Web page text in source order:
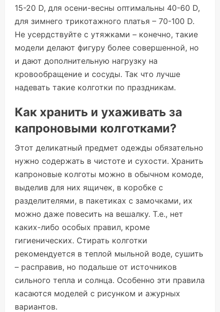
15-20 D, для осени-весны оптимальны 40-60 D,
для зимнего трикотажного платья – 70-100 D.
Не усердствуйте с утяжками – конечно, такие
модели делают фигуру более совершенной, но
и дают дополнительную нагрузку на
кровообращение и сосуды. Так что лучше
надевать такие колготки по праздникам.
Как хранить и ухаживать за
капроновыми колготками?
Этот деликатный предмет одежды обязательно
нужно содержать в чистоте и сухости. Хранить
капроновые колготы можно в обычном комоде,
выделив для них ящичек, в коробке с
разделителями, в пакетиках с замочками, их
можно даже повесить на вешалку. Т.е., нет
каких-либо особых правил, кроме
гигиенических. Стирать колготки
рекомендуется в теплой мыльной воде, сушить
– расправив, но подальше от источников
сильного тепла и солнца. Особенно эти правила
касаются моделей с рисунком и ажурных
вариантов.